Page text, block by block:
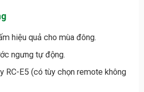
hiệu quả cho mùa đông.
ngưng tự động.
RC-E5 (có tùy chọn remote không